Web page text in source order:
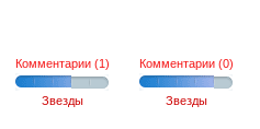
Комментарии (1)
Звезды
Комментарии (0)
Звезды